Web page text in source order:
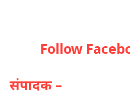
Follow
संपादक –